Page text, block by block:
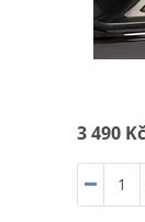
3 490 Kč